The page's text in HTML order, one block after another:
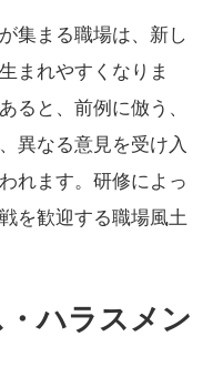
集まる職場は、新し
まれやすくなりま
ると、前例に倣う、
異なる意見を受け入
れます。研修によっ
を歓迎する職場風土
ハラスメン